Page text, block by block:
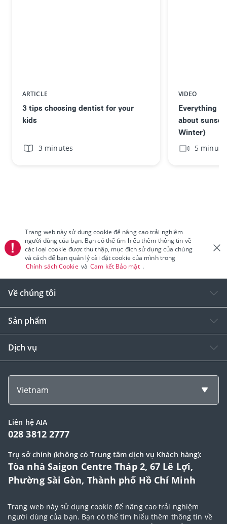
ARTICLE
3 tips choosing dentist for your
kids
3 minutes
VIDEO
Everything
about
Winter)
5
Trang web này sử dụng cookie để nâng cao trải nghiệm
người dùng của bạn. Bạn có thể tìm hiểu thêm thông tin về
các loại cookie được thu thập, mục đích sử dụng của chúng
và cách để bạn quản lý cài đặt cookie của mình trong
Chính sách Cookie và Cam kết Bảo mật .
Về chúng tôi
Sản phẩm
Dịch vụ
Vietnam
Liên hệ AIA
028 3812 2777
Trụ sở chính (không có Trung tâm dịch vụ Khách hàng):
Tòa nhà Saigon Centre Tháp 2, 67 Lê Lợi,
Phường Sài Gòn, Thành phố Hồ Chí Minh
© 2025 Bản quyền thuộc về Tập đoàn AIA (AIA Group Limited)
Trang web này sử dụng cookie để nâng cao trải nghiệm
người dùng của bạn. Bạn có thể tìm hiểu thêm thông tin về